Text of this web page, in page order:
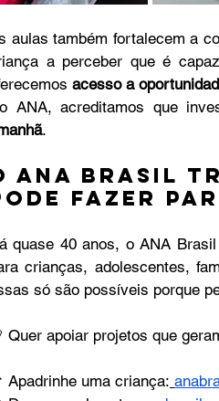
aulas também fortalecem a
a perceber que é
acesso a
ANA, acreditamos que
.
ana brasil
fazer
quase 40 anos, o ANA
crianças, adolescentes,
só são possíveis porque
Quer apoiar projetos que
Apadrinhe uma criança: